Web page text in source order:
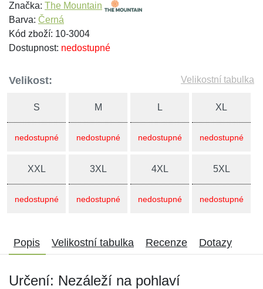
Značka: The Mountain
Barva: Černá
Kód zboží: 10-3004
Dostupnost: nedostupné
Velikost: Velikostní tabulka
S
nedostupné
M
nedostupné
L
nedostupné
XL
nedostupné
XXL
nedostupné
3XL
nedostupné
4XL
nedostupné
5XL
nedostupné
Popis Velikostní tabulka Recenze Dotazy
Určení: Nezáleží na pohlaví